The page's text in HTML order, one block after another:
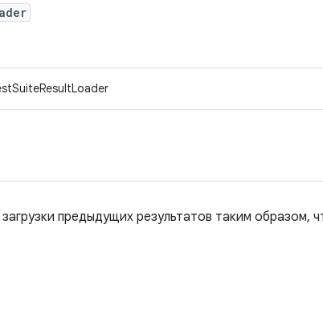
предыдущих результатов таким образом,